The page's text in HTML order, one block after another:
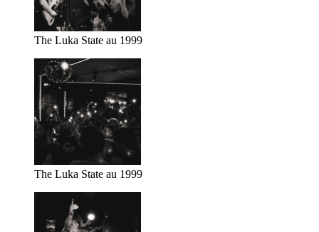
The Luka State au 1999
The Luka State au 1999